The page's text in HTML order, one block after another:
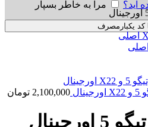
اید؟ مرا به خاطر بسپار
کد یکبارمصرف
2,100,000 تومان